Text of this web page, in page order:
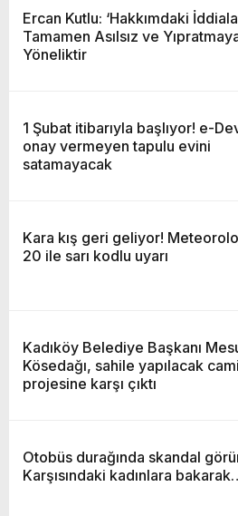
Ercan Kutlu: ‘Hakkımdaki
Tamamen Asılsız ve
Yöneliktir
1 Şubat itibarıyla başlıyor! e-
onay vermeyen tapulu evini
satamayacak
Kara kış geri geliyor!
20 ile sarı kodlu uyarı
Kadıköy Belediye Başkanı
Kösedağı, sahile yapılacak cami
projesine karşı çıktı
Otobüs durağında skandal
Karşısındaki kadınlara